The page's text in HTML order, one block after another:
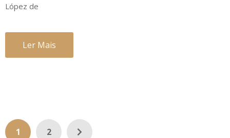
López de
Ler Mais
1 2